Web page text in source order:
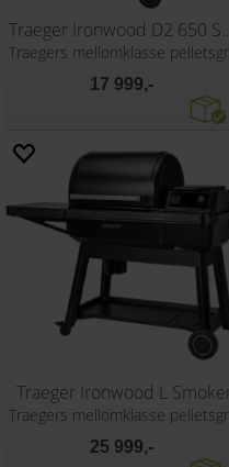
Traeger
Traegers mellomklasse
17 999,-
Traeger Ironwood L
Traegers mellomklasse
25 999,-